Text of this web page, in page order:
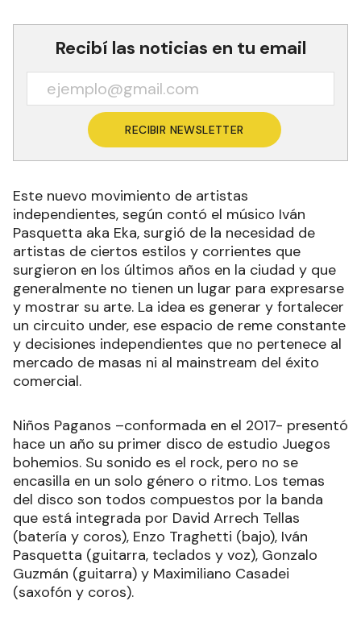
Recibí las noticias en tu email
RECIBIR NEWSLETTER
Este nuevo movimiento de artistas
independientes, según contó el músico Iván
Pasquetta aka Eka, surgió de la necesidad de
artistas de ciertos estilos y corrientes que
surgieron en los últimos años en la ciudad y que
generalmente no tienen un lugar para expresarse
y mostrar su arte. La idea es generar y fortalecer
un circuito under, ese espacio de reme constante
y decisiones independientes que no pertenece al
mercado de masas ni al mainstream del éxito
comercial.
Niños Paganos –conformada en el 2017- presentó
hace un año su primer disco de estudio Juegos
bohemios. Su sonido es el rock, pero no se
encasilla en un solo género o ritmo. Los temas
del disco son todos compuestos por la banda
que está integrada por David Arrech Tellas
(batería y coros), Enzo Traghetti (bajo), Iván
Pasquetta (guitarra, teclados y voz), Gonzalo
Guzmán (guitarra) y Maximiliano Casadei
(saxofón y coros).